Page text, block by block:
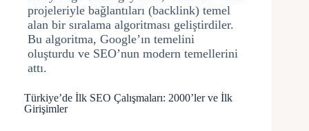
projeleriyle bağlantıları (backlink) temel
alan bir sıralama algoritması geliştirdiler.
Bu algoritma, Google’ın temelini
oluşturdu ve SEO’nun modern temellerini
attı.
Türkiye’de İlk SEO Çalışmaları: 2000’ler ve İlk
Girişimler